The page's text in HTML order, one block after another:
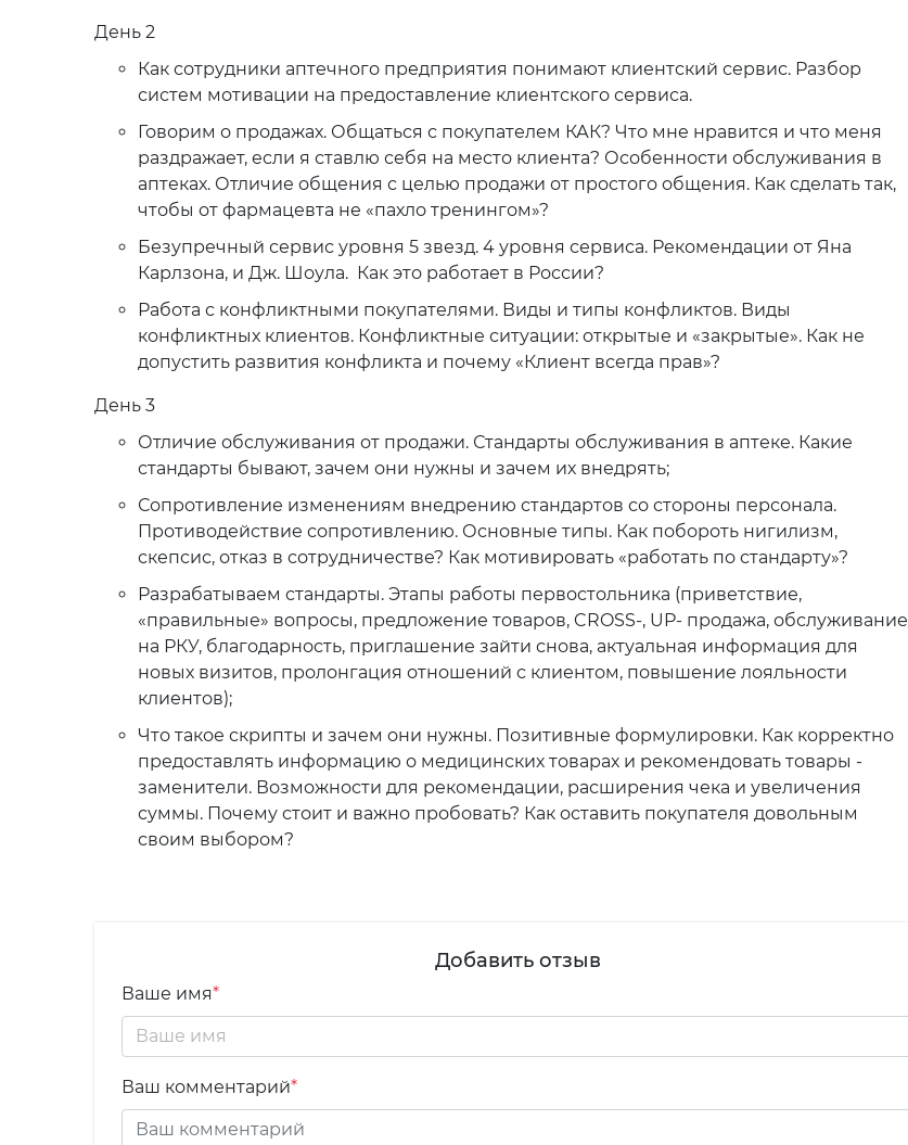
День 2
Как сотрудники аптечного предприятия понимают клиентский сервис. Разбор
систем мотивации на предоставление клиентского сервиса.
Говорим о продажах. Общаться с покупателем КАК? Что мне нравится и что меня
раздражает, если я ставлю себя на место клиента? Особенности обслуживания в
аптеках. Отличие общения с целью продажи от простого общения. Как сделать так,
чтобы от фармацевта не «пахло тренингом»?
Безупречный сервис уровня 5 звезд. 4 уровня сервиса. Рекомендации от Яна
Карлзона, и Дж. Шоула. Как это работает в России?
Работа с конфликтными покупателями. Виды и типы конфликтов. Виды
конфликтных клиентов. Конфликтные ситуации: открытые и «закрытые». Как не
допустить развития конфликта и почему «Клиент всегда прав»?
День 3
Отличие обслуживания от продажи. Стандарты обслуживания в аптеке. Какие
стандарты бывают, зачем они нужны и зачем их внедрять;
Сопротивление изменениям внедрению стандартов со стороны персонала.
Противодействие сопротивлению. Основные типы. Как побороть нигилизм,
скепсис, отказ в сотрудничестве? Как мотивировать «работать по стандарту»?
Разрабатываем стандарты. Этапы работы первостольника (приветствие,
«правильные» вопросы, предложение товаров, CROSS-, UP- продажа, обслуживание
на РКУ, благодарность, приглашение зайти снова, актуальная информация для
новых визитов, пролонгация отношений с клиентом, повышение лояльности
клиентов);
Что такое скрипты и зачем они нужны. Позитивные формулировки. Как корректно
предоставлять информацию о медицинских товарах и рекомендовать товары -
заменители. Возможности для рекомендации, расширения чека и увеличения
суммы. Почему стоит и важно пробовать? Как оставить покупателя довольным
своим выбором?
Добавить отзыв
Ваше имя*
Ваш комментарий*